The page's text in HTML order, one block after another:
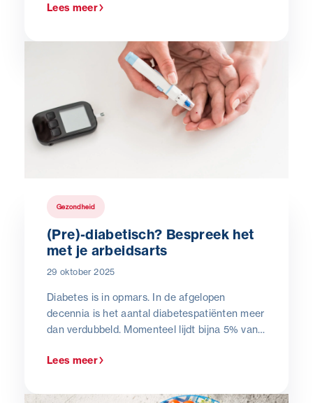
Lees meer
Gezondheid
(Pre)-diabetisch? Bespreek het
met je arbeidsarts
29 oktober 2025
Diabetes is in opmars. In de afgelopen
decennia is het aantal diabetespatiënten meer
dan verdubbeld. Momenteel lijdt bijna 5% van
prediabetes en is ongeveer 1 op de 10
(waarbij één op de drie het niet weet). Heel
Lees meer